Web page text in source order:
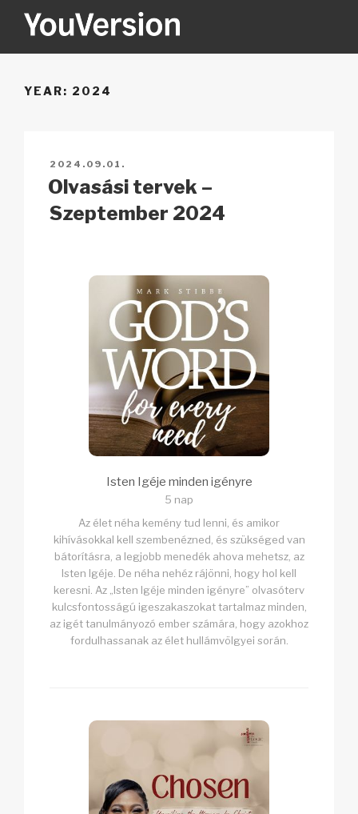
YOUVERSION
YEAR: 2024
BEKÜLDVE:
2024.09.01.
Olvasási tervek –
Szeptember 2024
Isten Igéje minden igényre
5 nap
Az élet néha kemény tud lenni, és amikor
kihívásokkal kell szembenézned, és szükséged van
bátorításra, a legjobb menedék ahova mehetsz, az
Isten Igéje. De néha nehéz rájönni, hogy hol kell
keresni. Az „Isten Igéje minden igényre” olvasóterv
kulcsfontosságú igeszakaszokat tartalmaz minden,
az igét tanulmányozó ember számára, hogy azokhoz
fordulhassanak az élet hullámvölgyei során.